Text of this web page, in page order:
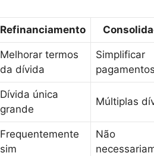
Refinanciamento
Melhorar termos
da dívida
Simplificar
Dívida única
grande
Múltiplas
Frequentemente
sim
Não